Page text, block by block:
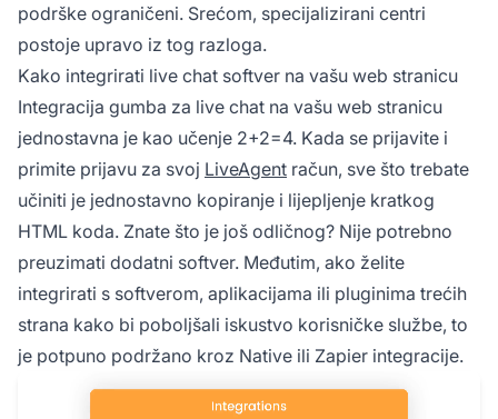
podrške ograničeni. Srećom, specijalizirani centri
postoje upravo iz tog razloga.
Kako integrirati live chat softver na vašu web stranicu
Integracija gumba za live chat na vašu web stranicu
jednostavna je kao učenje 2+2=4. Kada se prijavite i
primite prijavu za svoj LiveAgent račun, sve što trebate
učiniti je jednostavno kopiranje i lijepljenje kratkog
HTML koda. Znate što je još odličnog? Nije potrebno
preuzimati dodatni softver. Međutim, ako želite
integrirati s softverom, aplikacijama ili pluginima trećih
strana kako bi poboljšali iskustvo korisničke službe, to
je potpuno podržano kroz Native ili Zapier integracije.